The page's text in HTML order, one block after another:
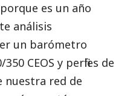
es un año
análisis
un barómetro
CEOS y perfiles de
nuestra red de